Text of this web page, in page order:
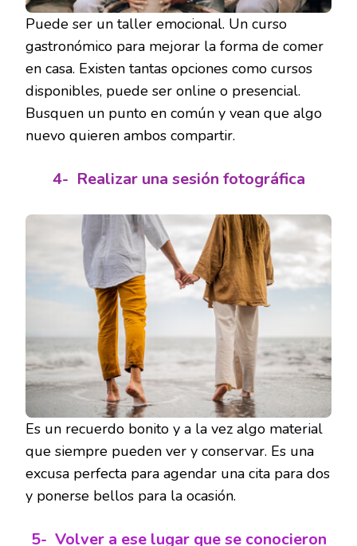
Puede ser un taller emocional. Un curso
gastronómico para mejorar la forma de comer
en casa. Existen tantas opciones como cursos
disponibles, puede ser online o presencial.
Busquen un punto en común y vean que algo
nuevo quieren ambos compartir.
4- Realizar una sesión fotográfica
Es un recuerdo bonito y a la vez algo material
que siempre pueden ver y conservar. Es una
excusa perfecta para agendar una cita para dos
y ponerse bellos para la ocasión.
5- Volver a ese lugar que se conocieron